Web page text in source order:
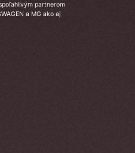
partnerom
a MG ako aj